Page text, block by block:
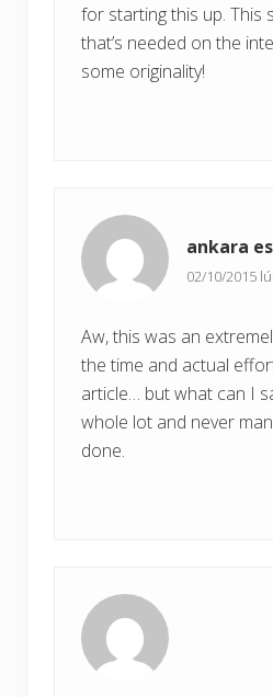
for starting this up. This
that’s needed on the
some originality!
ankara
02/10/2015
Aw, this was an
the time and actual
article… but what can I
whole lot and never
done.